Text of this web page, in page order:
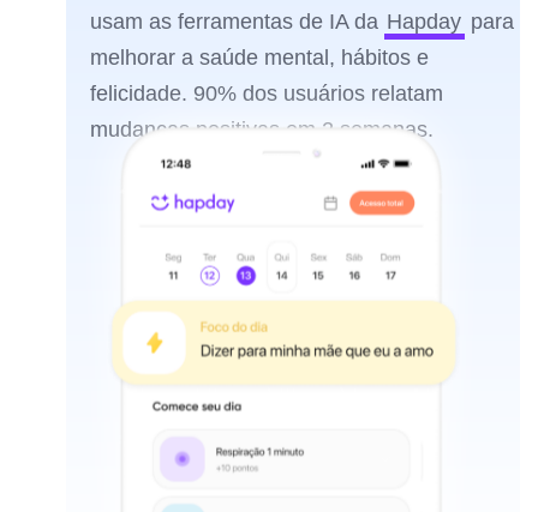
usam as ferramentas de IA da Hapday para
melhorar a saúde mental, hábitos e
felicidade. 90% dos usuários relatam
mudanças positivas em 2 semanas.